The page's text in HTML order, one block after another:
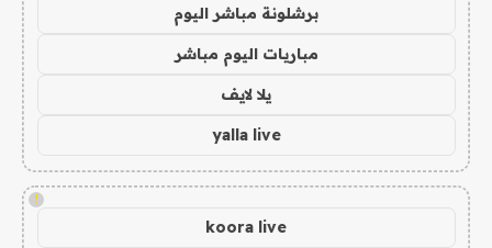
برشلونة مباشر اليوم
مباريات اليوم مباشر
يلا لايف
yalla live
!
koora live